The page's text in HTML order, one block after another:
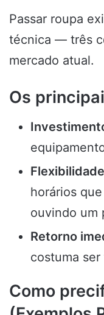
Passar roupa
técnica — três
mercado atual.
Os
horários
ouvindo um
Retorno
costuma
Como